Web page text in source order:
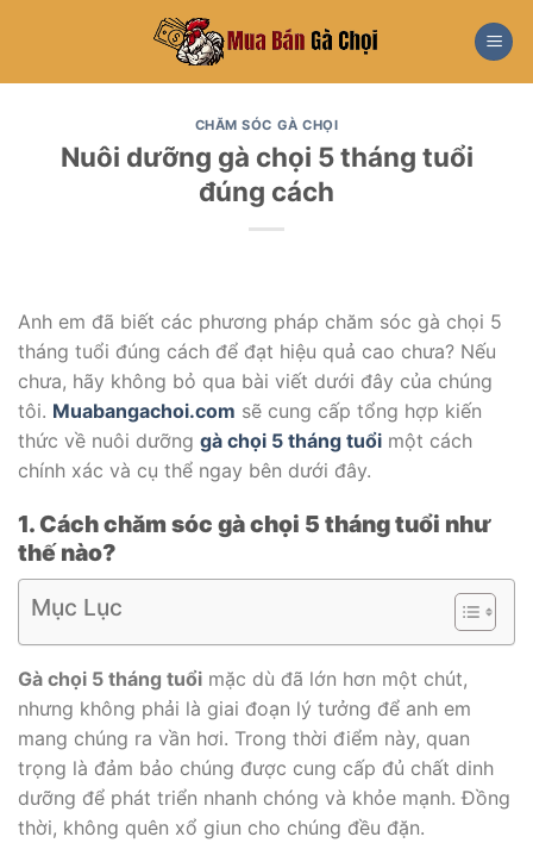
CHĂM SÓC GÀ CHỌI
Nuôi dưỡng gà chọi 5 tháng tuổi
đúng cách
Anh em đã biết các phương pháp chăm sóc gà chọi 5
tháng tuổi đúng cách để đạt hiệu quả cao chưa? Nếu
chưa, hãy không bỏ qua bài viết dưới đây của chúng
tôi. Muabangachoi.com sẽ cung cấp tổng hợp kiến
thức về nuôi dưỡng gà chọi 5 tháng tuổi một cách
chính xác và cụ thể ngay bên dưới đây.
1. Cách chăm sóc gà chọi 5 tháng tuổi như
thế nào?
Mục Lục
Gà chọi 5 tháng tuổi mặc dù đã lớn hơn một chút,
nhưng không phải là giai đoạn lý tưởng để anh em
mang chúng ra vần hơi. Trong thời điểm này, quan
trọng là đảm bảo chúng được cung cấp đủ chất dinh
dưỡng để phát triển nhanh chóng và khỏe mạnh. Đồng
thời, không quên xổ giun cho chúng đều đặn.